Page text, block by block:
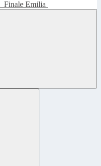
Finale Emilia